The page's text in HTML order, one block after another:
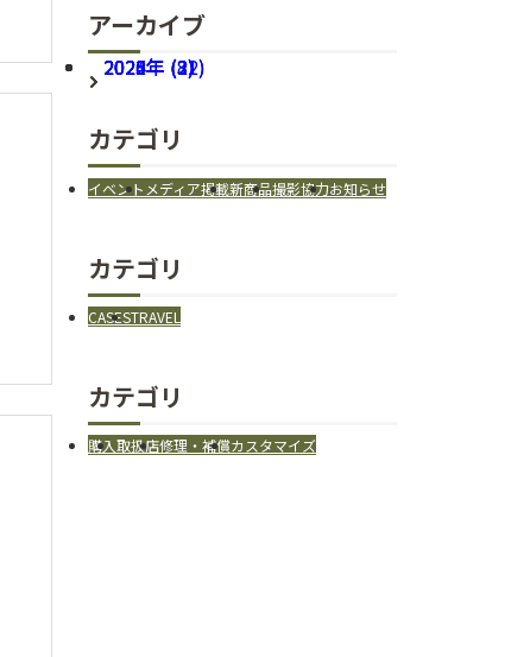
アーカイブ
2026年 (22)
2025年 (31)
2024年 (8)
2023年 (3)
2022年 (2)
カテゴリ
イベント メディア掲載新商品撮影協力お知らせ
カテゴリ
CASESTRAVEL
カテゴリ
購入取扱店修理・補償カスタマイズ